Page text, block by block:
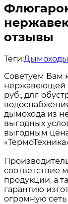
отзывы
Теги:Дымоходы
Советуем Вам
нержавеющей
руб., для
дымохода из
выгодных
выгодным
соответствие
продукции, а
гарантию
огромную